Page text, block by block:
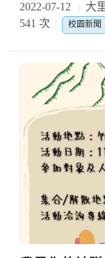
2022-07-12 大
541 次
校園新聞